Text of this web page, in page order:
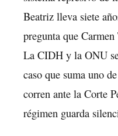
Beatriz lleva siete
pregunta que
La CIDH y la ONU
caso que suma uno
corren ante la Corte
régimen guarda